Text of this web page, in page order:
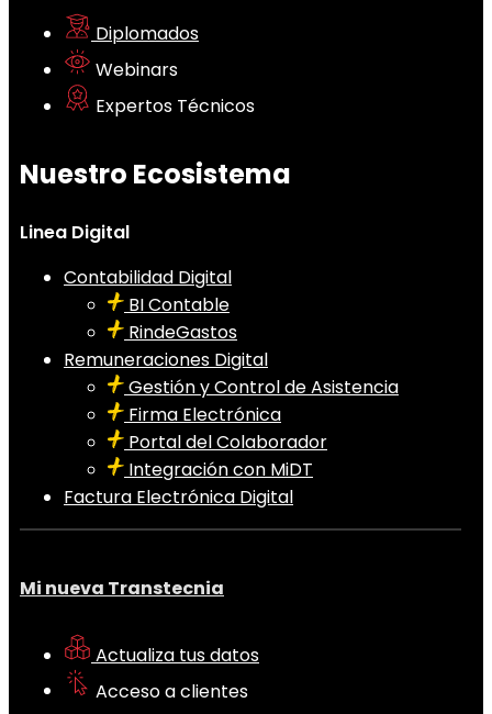
Diplomados
Webinars
Expertos Técnicos
Nuestro Ecosistema
Linea Digital
Contabilidad Digital
BI Contable
RindeGastos
Remuneraciones Digital
Gestión y Control de Asistencia
Firma Electrónica
Portal del Colaborador
Integración con MiDT
Factura Electrónica Digital
Mi nueva Transtecnia
Actualiza tus datos
Acceso a clientes